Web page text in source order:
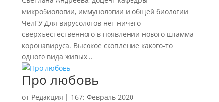
микробиологии, иммунологии и общей биологии
ЧелГУ Для вирусологов нет ничего
сверхъестественного в появлении нового штамма
коронавируса. Высокое скопление какого-то
одного вида живых...
Про любовь
от Редакция | 167: Февраль 2020